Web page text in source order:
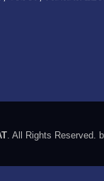
. All Rights Reserved.